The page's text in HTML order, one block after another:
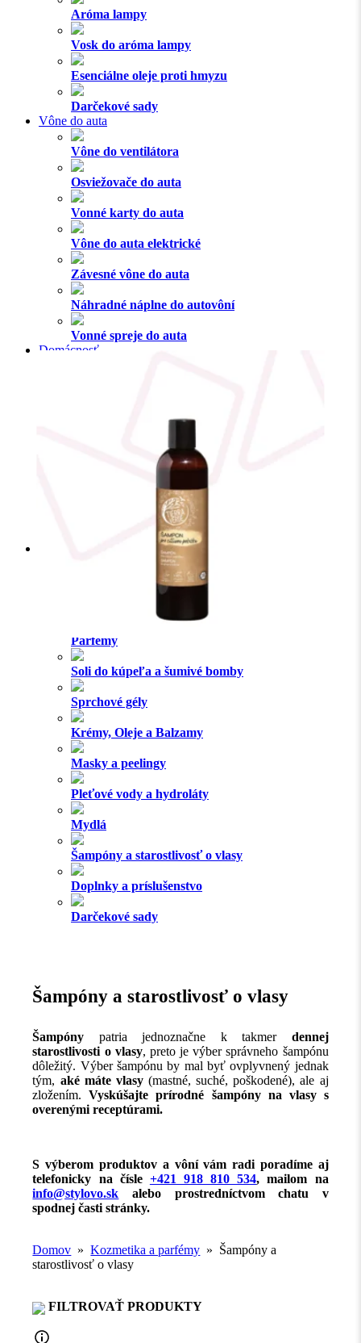
Aróma lampy
Vosk do aróma lampy
Esenciálne oleje proti hmyzu
Darčekové sady
Vône do auta
Vône do ventilátora
Osviežovače do auta
Vonné karty do auta
Vône do auta elektrické
Závesné vône do auta
Náhradné náplne do autovôní
Vonné spreje do auta
Domácnosť
Vonné oleje a BIO esenciálne oleje
Prírodné deodoranty
Parfémy
Soli do kúpeľa a šumivé bomby
Sprchové gély
Krémy, Oleje a Balzamy
Masky a peelingy
Pleťové vody a hydroláty
Mydlá
Šampóny a starostlivosť o vlasy
Doplnky a príslušenstvo
Darčekové sady
Šampóny a starostlivosť o vlasy
Šampóny patria jednoznačne k takmer dennej
starostlivosti o vlasy, preto je výber správneho šampónu
dôležitý. Výber šampónu by mal byť ovplyvnený jednak
tým, aké máte vlasy(mastné, suché, poškodené), ale aj
zložením.Vyskúšajte prírodné šampóny na vlasy s
overenými receptúrami.
S výberom produktov a vôní vám radi poradíme aj
telefonicky na čísle +421 918 810 534, mailom na
info@stylovo.sk alebo prostredníctvom chatu v
spodnej časti stránky.
Domov »Kozmetika a parfémy » Šampóny a
starostlivosť o vlasy
FILTROVAŤ PRODUKTY